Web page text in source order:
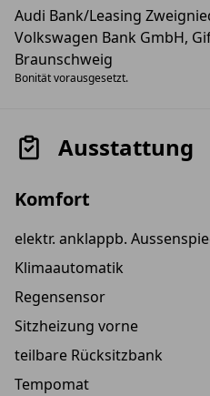
Audi Bank/Leasing
Volkswagen Bank GmbH,
Braunschweig
Bonität vorausgesetzt.
Ausstattung
Komfort
elektr. anklappb.
Klimaautomatik
Regensensor
Sitzheizung vorne
teilbare Rücksitzbank
Tempomat